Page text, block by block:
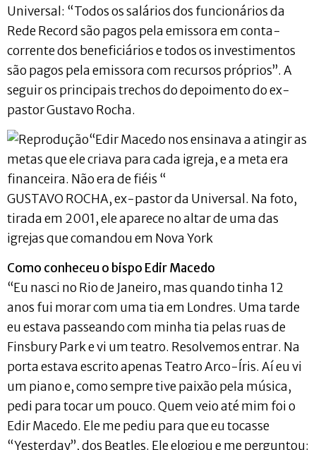
Universal: “Todos os salários dos funcionários da
Rede Record são pagos pela emissora em conta-
corrente dos beneficiários e todos os investimentos
são pagos pela emissora com recursos próprios”. A
seguir os principais trechos do depoimento do ex-
pastor Gustavo Rocha.
“Edir Macedo nos ensinava a atingir as
metas que ele criava para cada igreja, e a meta era
financeira. Não era de fiéis “
GUSTAVO ROCHA, ex-pastor da Universal. Na foto,
tirada em 2001, ele aparece no altar de uma das
igrejas que comandou em Nova York
Como conheceu o bispo Edir Macedo
“Eu nasci no Rio de Janeiro, mas quando tinha 12
anos fui morar com uma tia em Londres. Uma tarde
eu estava passeando com minha tia pelas ruas de
Finsbury Park e vi um teatro. Resolvemos entrar. Na
porta estava escrito apenas Teatro Arco-Íris. Aí eu vi
um piano e, como sempre tive paixão pela música,
pedi para tocar um pouco. Quem veio até mim foi o
Edir Macedo. Ele me pediu para que eu tocasse
“Yesterday”, dos Beatles. Ele elogiou e me perguntou: